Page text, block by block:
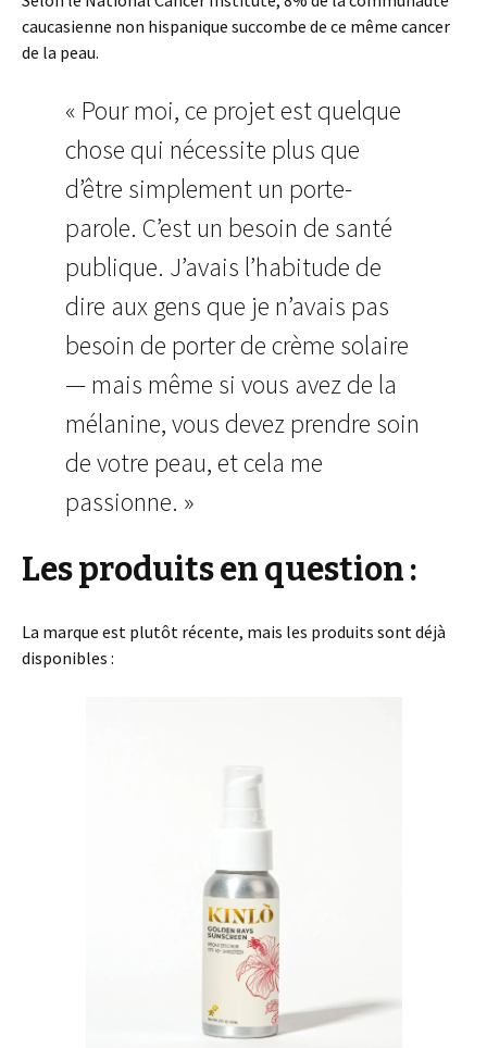
caucasienne non hispanique succombe de ce même cancer
de la peau.
« Pour moi, ce projet est quelque
chose qui nécessite plus que
d’être simplement un porte-
parole. C’est un besoin de santé
publique. J’avais l’habitude de
dire aux gens que je n’avais pas
besoin de porter de crème solaire
— mais même si vous avez de la
mélanine, vous devez prendre soin
de votre peau, et cela me
passionne. »
Les produits en question :
La marque est plutôt récente, mais les produits sont déjà
disponibles :